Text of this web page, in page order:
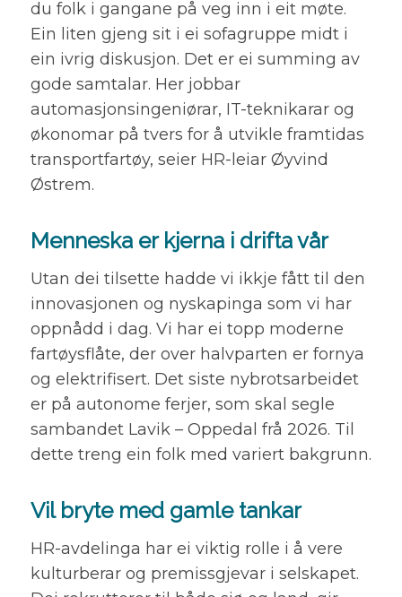
du folk i gangane på veg inn i eit møte.
Ein liten gjeng sit i ei sofagruppe midt i
ein ivrig diskusjon. Det er ei summing av
gode samtalar. Her jobbar
automasjonsingeniørar, IT-teknikarar og
økonomar på tvers for å utvikle framtidas
transportfartøy, seier HR-leiar Øyvind
Østrem.
Menneska er kjerna i drifta vår
Utan dei tilsette hadde vi ikkje fått til den
innovasjonen og nyskapinga som vi har
oppnådd i dag. Vi har ei topp moderne
fartøysflåte, der over halvparten er fornya
og elektrifisert. Det siste nybrotsarbeidet
er på autonome ferjer, som skal segle
sambandet Lavik – Oppedal frå 2026. Til
dette treng ein folk med variert bakgrunn.
Vil bryte med gamle tankar
HR-avdelinga har ei viktig rolle i å vere
kulturberar og premissgjevar i selskapet.